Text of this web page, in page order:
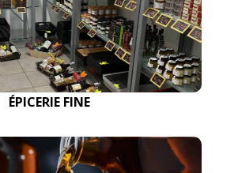
ÉPICERIE FINE